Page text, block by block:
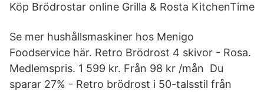
Köp Brödrostar online Grilla & Rosta KitchenTime
Se mer hushållsmaskiner hos Menigo
Foodservice här. Retro Brödrost 4 skivor - Rosa.
Medlemspris. 1 599 kr. Från 98 kr /mån Du
sparar 27% - Retro brödrost i 50-talsstil från